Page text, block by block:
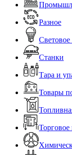
Разное
Световое
Станки
Тара и
Товары
Торговое